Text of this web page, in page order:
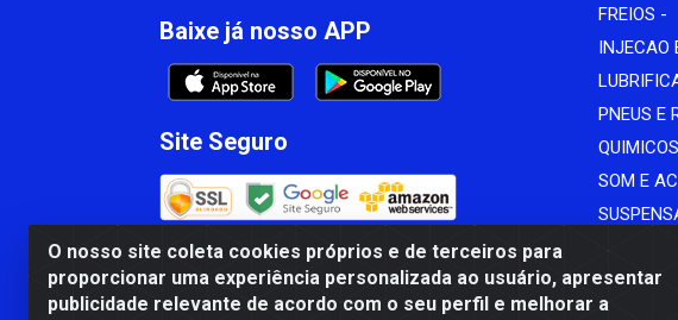
O nosso site coleta cookies próprios e de terceiros para
proporcionar uma experiência personalizada ao usuário, apresentar
publicidade relevante de acordo com o seu perfil e melhorar a
Baixe já nosso APP
Site Seguro
FREIOS -
INJECAO
PNEUS E
SOM E
CBP MACEDO COMERCIO PEÇAS LTDA Matriz - av